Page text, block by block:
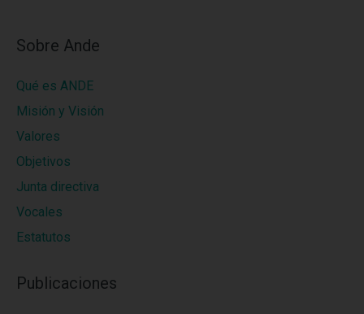
Sobre Ande
Qué es ANDE
Misión y Visión
Valores
Objetivos
Junta directiva
Vocales
Estatutos
Publicaciones